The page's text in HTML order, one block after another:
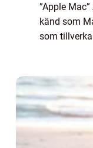
”Apple
känd som
som